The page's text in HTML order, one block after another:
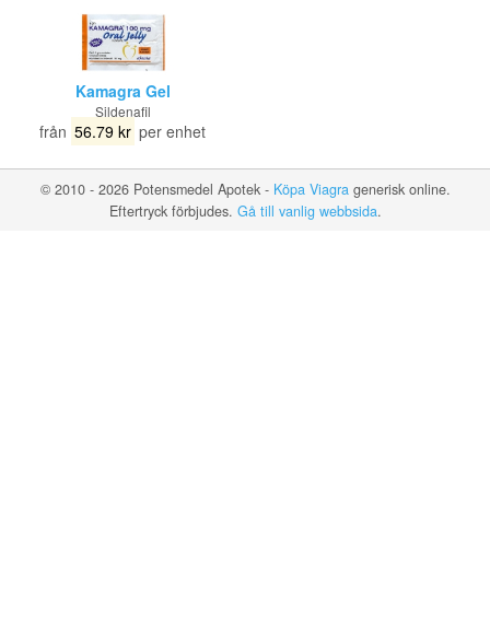
Kamagra Gel
Sildenafil
från 56.79 kr per enhet
© 2010 - 2026 Potensmedel Apotek - Köpa Viagragenerisk online.
Eftertryck förbjudes. Gå till vanlig webbsida.